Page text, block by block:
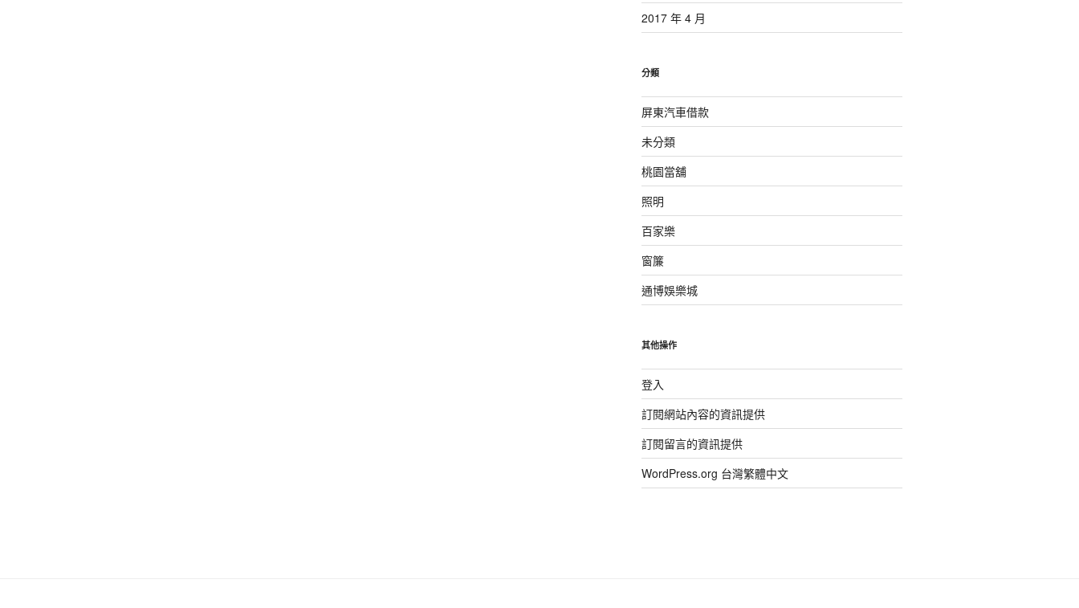
2017 年 4 月
分類
屏東汽車借款
未分類
桃園當舖
照明
百家樂
窗簾
通博娛樂城
其他操作
登入
訂閱網站內容的資訊提供
訂閱留言的資訊提供
WordPress.org 台灣繁體中文